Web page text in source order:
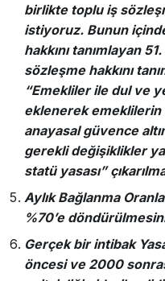
birlikte toplu iş
istiyoruz. Bunun
hakkını tanımlayan
sözleşme hakkını
“Emekliler ile dul ve
eklenerek emeklilerin
anayasal güvence
gerekli değişiklikler
statü yasası”
Aylık Bağlanma
%70’e
Gerçek bir intibak
öncesi ve 2000